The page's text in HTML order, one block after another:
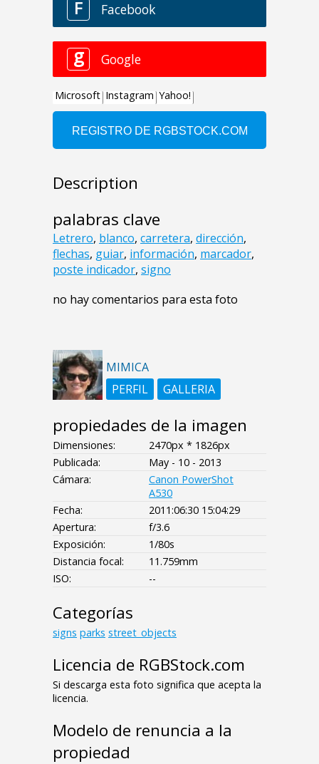
Description
palabras clave
Letrero, blanco, carretera, dirección,
flechas, guiar, información, marcador,
poste indicador, signo
no hay comentarios para esta foto
MIMICA
PERFIL
GALLERIA
propiedades de la imagen
Dimensiones:
2470px * 1826px
Publicada:
May - 10 - 2013
Cámara:
Canon PowerShot
A530
Fecha:
2011:06:30 15:04:29
Apertura:
f/3.6
Exposición:
1/80s
Distancia focal:
11.759mm
ISO:
--
Categorías
signs parks street_objects
Licencia de RGBStock.com
Si descarga esta foto significa que acepta la
licencia.
Modelo de renuncia a la
propiedad